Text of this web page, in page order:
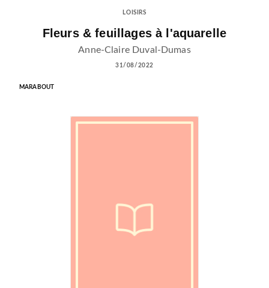
LOISIRS
Fleurs & feuillages à l'aquarelle
Anne-Claire Duval-Dumas
31/08/2022
MARABOUT